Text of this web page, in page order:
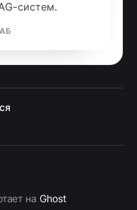
систем.
на Ghost